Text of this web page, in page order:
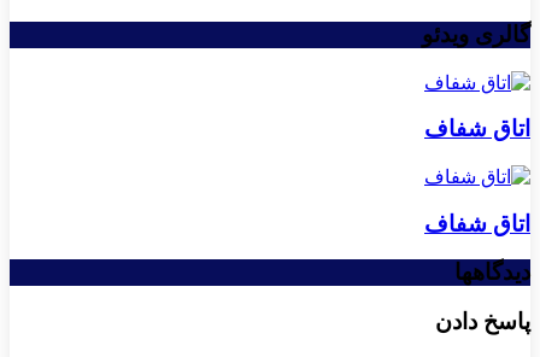
گالری ویدئو
اتاق شفاف
اتاق شفاف
دیدگاهها
پاسخ دادن